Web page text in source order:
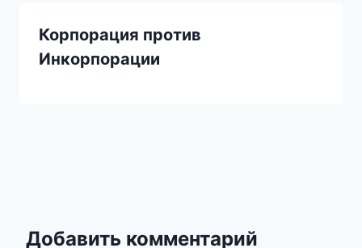
Корпорация против
Инкорпорации
Добавить комментарий